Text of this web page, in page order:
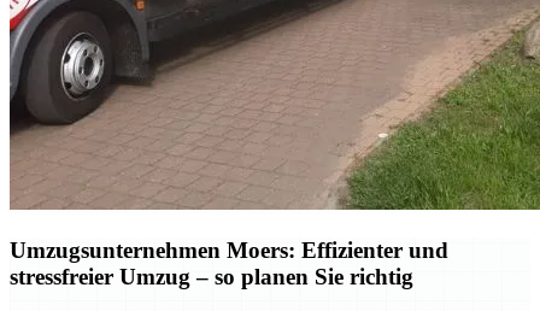
Umzugsunternehmen Moers: Effizienter und
stressfreier Umzug – so planen Sie richtig